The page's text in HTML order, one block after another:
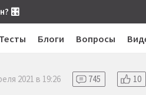
🎛
Тесты Блоги Вопросы
2021 в 19:26 745 10